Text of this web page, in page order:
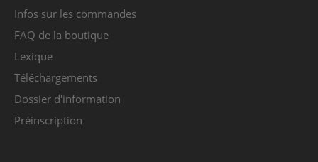
Infos sur les commandes
FAQ de la boutique
Lexique
Téléchargements
Dossier d'information
Préinscription